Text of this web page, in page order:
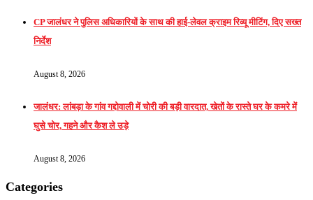
CP जालंधर ने पुलिस अधिकारियों के साथ की हाई-लेवल क्राइम रिव्यू मीटिंग, दिए सख्त
निर्देश
August 8, 2026
जालंधर: लांबड़ा के गांव गद्दोवाली में चोरी की बड़ी वारदात, खेतों के रास्ते घर के कमरे में
घुसे चोर, गहने और कैश ले उड़े
August 8, 2026
Categories